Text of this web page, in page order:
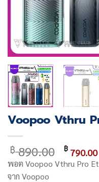
Voopoo Vthru
฿890.00 Original
price
฿790.00
พอต Voopoo Vthru Pro
จาก Voopoo